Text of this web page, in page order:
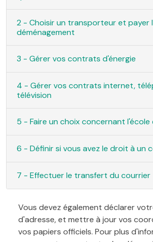
2 - Choisir un transporteur et payer
déménagement
3 - Gérer vos contrats d'énergie
4 - Gérer vos contrats internet,
télévision
5 - Faire un choix concernant l'école
6 - Définir si vous avez le droit à un
7 - Effectuer le transfert du courrier
Vous devez également déclarer
d'adresse, et mettre à jour vos
vos papiers officiels. Pour plus